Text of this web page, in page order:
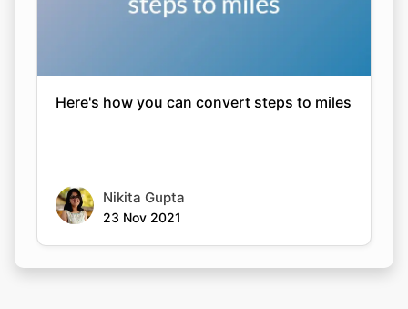
Here's how you can convert steps to miles
Nikita Gupta
23 Nov 2021